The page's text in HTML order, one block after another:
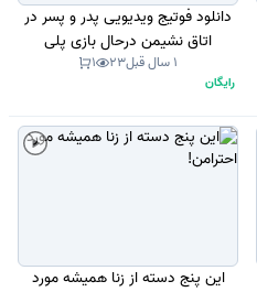
دانلود فوتیج ویدیویی پدر و پسر در
اتاق نشیمن درحال بازی پلی
استیشن (استوک فوتیج)
1 سال قبل 23
1
رایگان
این پنج دسته از زنا همیشه مورد